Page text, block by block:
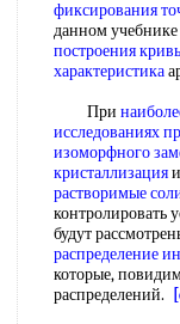
фиксирования
данном
построения
характеристика
При
исследованиях
изоморфного
кристаллизация
растворимые
контролировать
будут
распределение
которые,
распределений.